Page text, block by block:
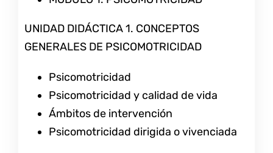
UNIDAD DIDÁCTICA 1. CONCEPTOS
GENERALES DE PSICOMOTRICIDAD
Psicomotricidad
Psicomotricidad y calidad de vida
Ámbitos de intervención
Psicomotricidad dirigida o vivenciada